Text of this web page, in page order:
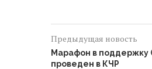
Предыдущая новость
Марафон в
проведен в КЧР